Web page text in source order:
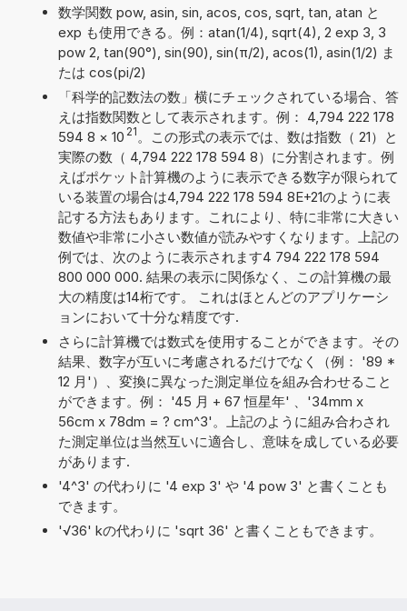
数学関数 pow, asin, sin, acos, cos, sqrt, tan, atan と
exp も使用できる。例：atan(1/4), sqrt(4), 2 exp 3, 3
pow 2, tan(90°), sin(90), sin(π/2), acos(1), asin(1/2) ま
たは cos(pi/2)
「科学的記数法の数」横にチェックされている場合、答
えは指数関数として表示されます。例： 4,794 222 178
594 8 × 10 21 。この形式の表示では、数は指数（ 21）と
実際の数（ 4,794 222 178 594 8）に分割されます。例
えばポケット計算機のように表示できる数字が限られて
いる装置の場合は4,794 222 178 594 8E+21のように表
記する方法もあります。これにより、特に非常に大きい
数値や非常に小さい数値が読みやすくなります。上記の
例では、次のように表示されます4 794 222 178 594
800 000 000. 結果の表示に関係なく、この計算機の最
大の精度は14桁です。 これはほとんどのアプリケーシ
ョンにおいて十分な精度です.
さらに計算機では数式を使用することができます。その
結果、数字が互いに考慮されるだけでなく（例： '89 *
12 月'）、変換に異なった測定単位を組み合わせること
ができます。例： '45 月 + 67 恒星年' 、'34mm x
56cm x 78dm = ? cm^3'。上記のように組み合わされ
た測定単位は当然互いに適合し、意味を成している必要
があります.
'4^3' の代わりに '4 exp 3' や '4 pow 3' と書くことも
できます。
'√36' kの代わりに 'sqrt 36' と書くこともできます。